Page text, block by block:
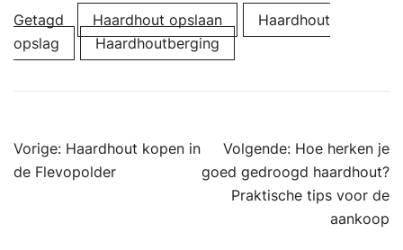
Getagd Haardhout opslaan
Haardhout
opslag
Haardhoutberging
Bericht
navigatie
Vorige: Haardhout kopen in
de Flevopolder
Volgende: Hoe herken je
goed gedroogd haardhout?
Praktische tips voor de
aankoop